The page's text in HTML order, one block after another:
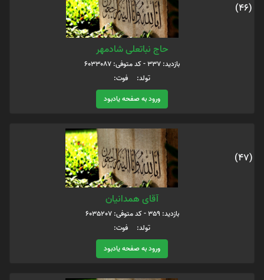
(46)
حاج نباتعلی شادمهر
بازدید: 337 - کد متوفی: 6033087
تولد: فوت:
ورود به صفحه یادبود
(47)
آقای همدانیان
بازدید: 359 - کد متوفی: 6035207
تولد: فوت:
ورود به صفحه یادبود